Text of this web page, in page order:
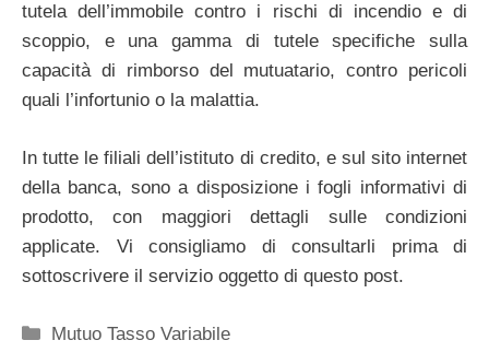
tutela dell’immobile contro i rischi di incendio e di
scoppio, e una gamma di tutele specifiche sulla
capacità di rimborso del mutuatario, contro pericoli
quali l’infortunio o la malattia.
In tutte le filiali dell’istituto di credito, e sul sito internet
della banca, sono a disposizione i fogli informativi di
prodotto, con maggiori dettagli sulle condizioni
applicate. Vi consigliamo di consultarli prima di
sottoscrivere il servizio oggetto di questo post.
Categorie
Mutuo Tasso Variabile